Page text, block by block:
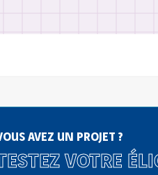
AVEZ UN PROJET ?
VOTRE